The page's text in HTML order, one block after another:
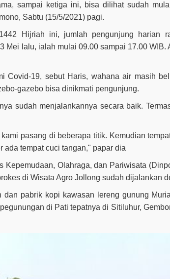
sampai ketiga ini, bisa dilihat sudah
Sabtu (15/5/2021) pagi.
Hijriah ini, jumlah pengunjung harian
Mei lalu, ialah mulai 09.00 sampai 17.00 WIB.
Covid-19, sebut Haris, wahana air masih
gazebo bisa dinikmati pengunjung.
sudah menjalankannya secara baik.
pasang di beberapa titik. Kemudian
ada tempat cuci tangan," papar dia
Kepemudaan, Olahraga, dan Pariwisata
di Wisata Agro Jollong sudah dijalankan
dan pabrik kopi kawasan lereng gunung
di Pati tepatnya di Sitiluhur,